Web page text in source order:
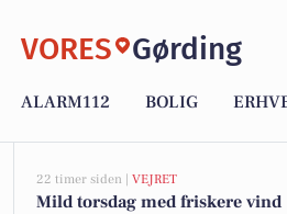
VORES Gørding
ALARM112 BOLIG
22 timer siden | VEJRET
Mild torsdag med friskere vind